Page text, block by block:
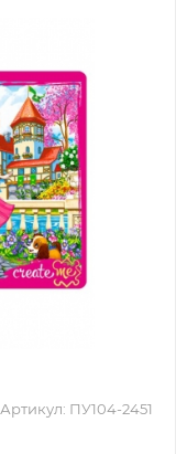
Артикул: ПУ104-2451